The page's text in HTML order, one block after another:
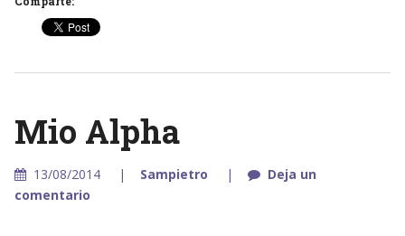
Mio Alpha
13/08/2014 Sampietro
Deja un
comentario